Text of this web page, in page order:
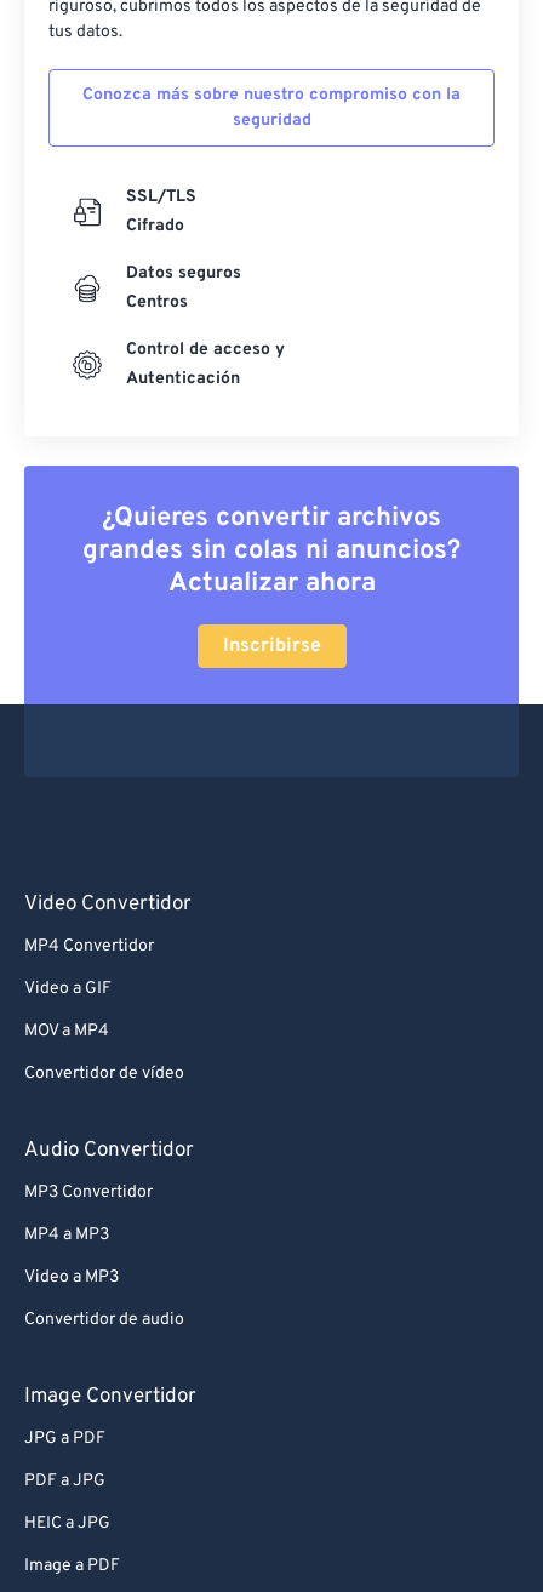
riguroso, cubrimos todos los aspectos de la seguridad de
tus datos.
Conozca más sobre nuestro compromiso con la
seguridad
SSL/TLS
Cifrado
Datos seguros
Centros
Control de acceso y
Autenticación
¿Quieres convertir archivos
grandes sin colas ni anuncios?
Actualizar ahora
Inscribirse
Video Convertidor
MP4 Convertidor
Video a GIF
MOV a MP4
Convertidor de vídeo
Audio Convertidor
MP3 Convertidor
MP4 a MP3
Video a MP3
Convertidor de audio
Image Convertidor
JPG a PDF
PDF a JPG
HEIC a JPG
Image a PDF